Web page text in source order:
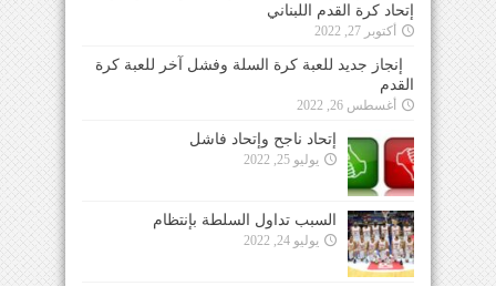
إتحاد كرة القدم اللبناني
أكتوبر 27, 2022
إنجاز جديد للعبة كرة السلة وفشل آخر للعبة كرة
القدم
أغسطس 26, 2022
إتحاد ناجح وإتحاد فاشل
يوليو 25, 2022
السبب تداول السلطة بإنتظام
يوليو 24, 2022